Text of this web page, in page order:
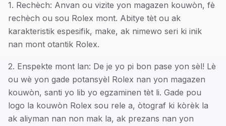
1. Rechèch: Anvan ou vizite yon magazen kouwòn, fè
rechèch ou sou Rolex mont. Abitye tèt ou ak
karakteristik espesifik, make, ak nimewo seri ki inik
nan mont otantik Rolex.
2. Enspekte mont lan: De je yo pi bon pase yon sèl! Lè
ou wè yon gade potansyèl Rolex nan yon magazen
kouwòn, santi yo lib yo egzaminen tèt li. Gade pou
logo la kouwòn Rolex sou rele a, òtograf ki kòrèk la
ak aliyman nan non mak la, ak prezans nan yon